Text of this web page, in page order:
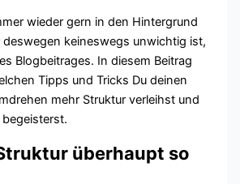
wieder gern in den Hintergrund
keineswegs unwichtig ist,
Blogbeitrages. In diesem Beitrag
Tipps und Tricks Du deinen
mehr Struktur verleihst und
überhaupt so